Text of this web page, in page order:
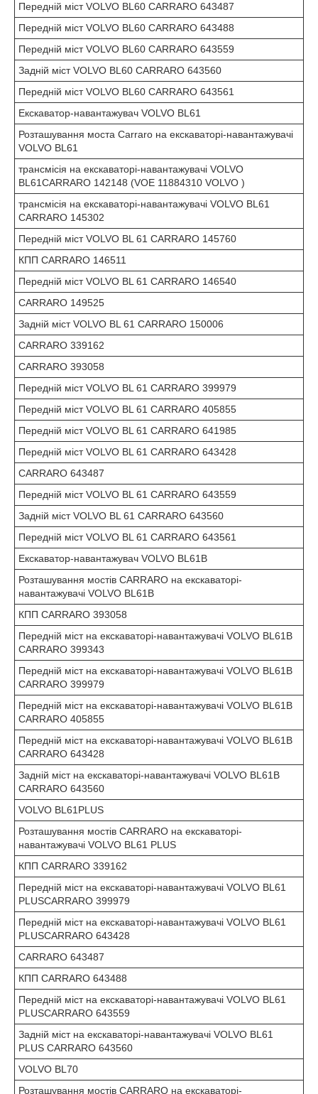
Передній міст VOLVO BL60 CARRARO 643487
Передній міст VOLVO BL60 CARRARO 643488
Передній міст VOLVO BL60 CARRARO 643559
Задній міст VOLVO BL60 CARRARO 643560
Передній міст VOLVO BL60 CARRARO 643561
Екскаватор-навантажувач VOLVO BL61
Розташування моста Carraro на екскаваторі-навантажувачі
VOLVO BL61
трансмісія на екскаваторі-навантажувачі VOLVO
BL61CARRARO 142148 (VOE 11884310 VOLVO )
трансмісія на екскаваторі-навантажувачі VOLVO BL61
CARRARO 145302
Передній міст VOLVO BL 61 CARRARO 145760
КПП CARRARO 146511
Передній міст VOLVO BL 61 CARRARO 146540
CARRARO 149525
Задній міст VOLVO BL 61 CARRARO 150006
CARRARO 339162
CARRARO 393058
Передній міст VOLVO BL 61 CARRARO 399979
Передній міст VOLVO BL 61 CARRARO 405855
Передній міст VOLVO BL 61 CARRARO 641985
Передній міст VOLVO BL 61 CARRARO 643428
CARRARO 643487
Передній міст VOLVO BL 61 CARRARO 643559
Задній міст VOLVO BL 61 CARRARO 643560
Передній міст VOLVO BL 61 CARRARO 643561
Екскаватор-навантажувач VOLVO BL61B
Розташування мостів CARRARO на екскаваторі-
навантажувачі VOLVO BL61B
КПП CARRARO 393058
Передній міст на екскаваторі-навантажувачі VOLVO BL61B
CARRARO 399343
Передній міст на екскаваторі-навантажувачі VOLVO BL61B
CARRARO 399979
Передній міст на екскаваторі-навантажувачі VOLVO BL61B
CARRARO 405855
Передній міст на екскаваторі-навантажувачі VOLVO BL61B
CARRARO 643428
Задній міст на екскаваторі-навантажувачі VOLVO BL61B
CARRARO 643560
VOLVO BL61PLUS
Розташування мостів CARRARO на екскаваторі-
навантажувачі VOLVO BL61 PLUS
КПП CARRARO 339162
Передній міст на екскаваторі-навантажувачі VOLVO BL61
PLUSCARRARO 399979
Передній міст на екскаваторі-навантажувачі VOLVO BL61
PLUSCARRARO 643428
CARRARO 643487
КПП CARRARO 643488
Передній міст на екскаваторі-навантажувачі VOLVO BL61
PLUSCARRARO 643559
Задній міст на екскаваторі-навантажувачі VOLVO BL61
PLUS CARRARO 643560
VOLVO BL70
Розташування мостів CARRARO на екскаваторі-